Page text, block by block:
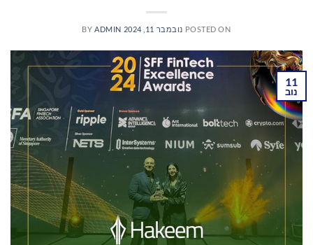
POSTED ON נובמבר 11, 2024 BY ADMIN
11
נוב